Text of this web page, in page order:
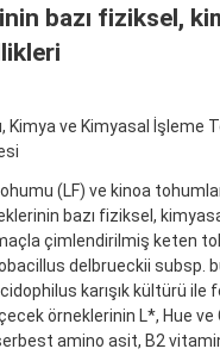
bazı fiziksel,
ve Kimyasal İşleme
(LF) ve kinoa
bazı fiziksel,
çimlendirilmiş keten
delbrueckii subsp.
karışık kültürü ile
örneklerinin L*, Hue ve
amino asit, B2